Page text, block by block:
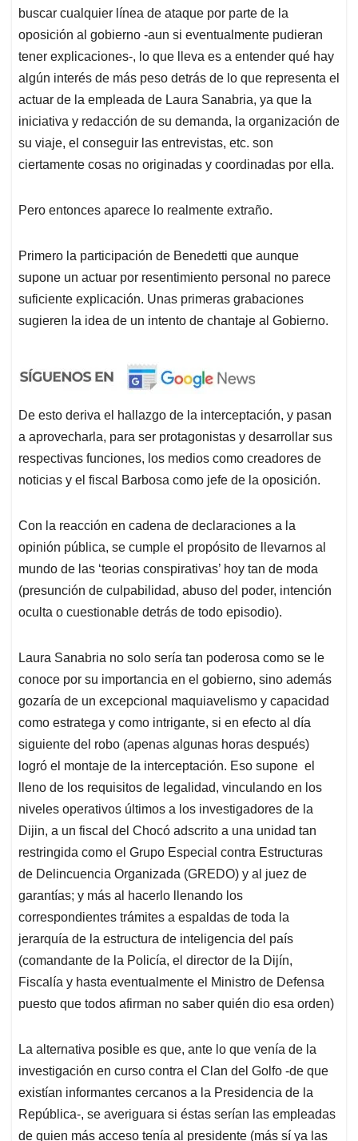
buscar cualquier línea de ataque por parte de la
oposición al gobierno -aun si eventualmente pudieran
tener explicaciones-, lo que lleva es a entender qué hay
algún interés de más peso detrás de lo que representa el
actuar de la empleada de Laura Sanabria, ya que la
iniciativa y redacción de su demanda, la organización de
su viaje, el conseguir las entrevistas, etc. son
ciertamente cosas no originadas y coordinadas por ella.
Pero entonces aparece lo realmente extraño.
Primero la participación de Benedetti que aunque
supone un actuar por resentimiento personal no parece
suficiente explicación. Unas primeras grabaciones
sugieren la idea de un intento de chantaje al Gobierno.
De esto deriva el hallazgo de la interceptación, y pasan
a aprovecharla, para ser protagonistas y desarrollar sus
respectivas funciones, los medios como creadores de
noticias y el fiscal Barbosa como jefe de la oposición.
Con la reacción en cadena de declaraciones a la
opinión pública, se cumple el propósito de llevarnos al
mundo de las ‘teorias conspirativas’ hoy tan de moda
(presunción de culpabilidad, abuso del poder, intención
oculta o cuestionable detrás de todo episodio).
Laura Sanabria no solo sería tan poderosa como se le
conoce por su importancia en el gobierno, sino además
gozaría de un excepcional maquiavelismo y capacidad
como estratega y como intrigante, si en efecto al día
siguiente del robo (apenas algunas horas después)
logró el montaje de la interceptación. Eso supone el
lleno de los requisitos de legalidad, vinculando en los
niveles operativos últimos a los investigadores de la
Dijin, a un fiscal del Chocó adscrito a una unidad tan
restringida como el Grupo Especial contra Estructuras
de Delincuencia Organizada (GREDO) y al juez de
garantías; y más al hacerlo llenando los
correspondientes trámites a espaldas de toda la
jerarquía de la estructura de inteligencia del país
(comandante de la Policía, el director de la Dijín,
Fiscalía y hasta eventualmente el Ministro de Defensa
puesto que todos afirman no saber quién dio esa orden)
La alternativa posible es que, ante lo que venía de la
investigación en curso contra el Clan del Golfo -de que
existían informantes cercanos a la Presidencia de la
República-, se averiguara si éstas serían las empleadas
de quien más acceso tenía al presidente (más sí ya las